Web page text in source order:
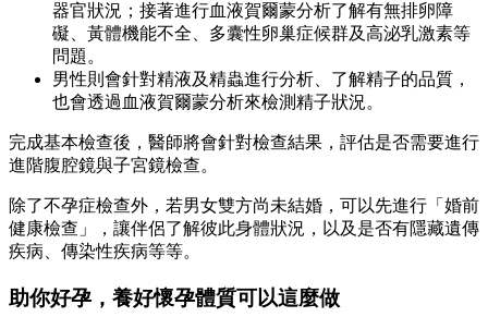
器官狀況；接著進行血液賀爾蒙分析了解有無排卵障
礙、黃體機能不全、多囊性卵巢症候群及高泌乳激素等
問題。
男性則會針對精液及精蟲進行分析、了解精子的品質，
也會透過血液賀爾蒙分析來檢測精子狀況。
完成基本檢查後，醫師將會針對檢查結果，評估是否需要進行
進階腹腔鏡與子宮鏡檢查。
除了不孕症檢查外，若男女雙方尚未結婚，可以先進行「 婚前
健康檢查 」，讓伴侶了解彼此身體狀況，以及是否有隱藏遺傳
疾病、傳染性疾病等等。
助你好孕，養好懷孕體質可以這麼做